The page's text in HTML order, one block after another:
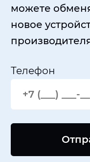
можете
новое
Телефон